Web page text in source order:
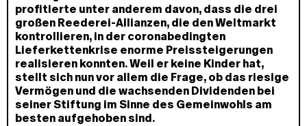
profitierte unter anderem davon, dass die drei
großen Reederei-Allianzen, die den Weltmarkt
kontrollieren, in der coronabedingten
Lieferkettenkrise enorme Preissteigerungen
realisieren konnten. Weil er keine Kinder hat,
stellt sich nun vor allem die Frage, ob das riesige
Vermögen und die wachsenden Dividenden bei
seiner Stiftung im Sinne des Gemeinwohls am
besten aufgehoben sind.